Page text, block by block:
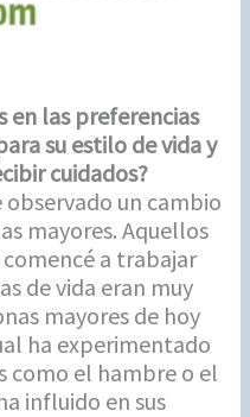
en las preferencias
su estilo de vida y
cuidados?
observado un cambio
mayores. Aquellos
a trabajar
de vida eran muy
mayores de hoy
ha experimentado
como el hambre o el
influido en sus